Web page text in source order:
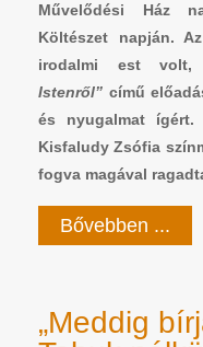
Művelődési Ház
Költészet napján.
irodalmi est
Istenről” című
és nyugalmat ígért.
Kisfaludy Zsófia
fogva magával
Bővebben ...
„Meddig